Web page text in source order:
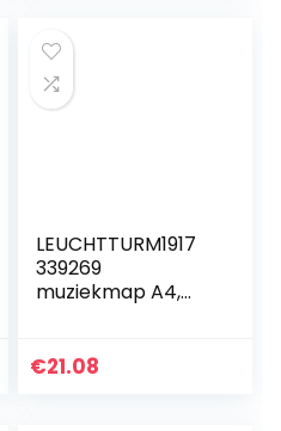
Document…
LEUCHTTURM1917
339269
muziekmap A4,
€21.08